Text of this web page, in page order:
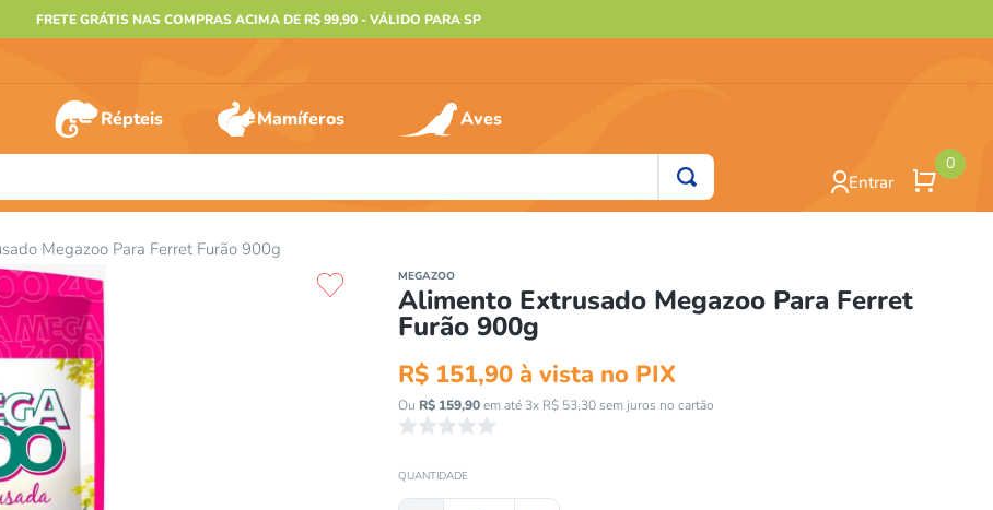
FRETE GRÁTIS NAS COMPRAS ACIMA DE R$ 99,90 - VÁLIDO PARA SP
Répteis Mamíferos Aves
Entrar
0
Megazoo Para Ferret Furão 900g
MEGAZOO
Alimento Extrusado Megazoo Para Ferret
Furão 900g
R$ 151,90 à vista no PIX
Ou R$ 159,90em até 3x R$ 53,30sem juros no cartão
☆☆☆☆☆
QUANTIDADE
1º
furão
2º
animais
3º
gecko
gaiolas bragança
5º
jabuti
6º
terrario
7º
tartaruga